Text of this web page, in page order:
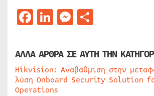
Facebook
LinkedIn
Messenger
ΑΛΛΑ ΑΡΘΡΑ ΣΕ ΑΥΤΗ ΤΗΝ
Hikvision: Αναβάθμιση στην
λύση Onboard Security Solution
Operations